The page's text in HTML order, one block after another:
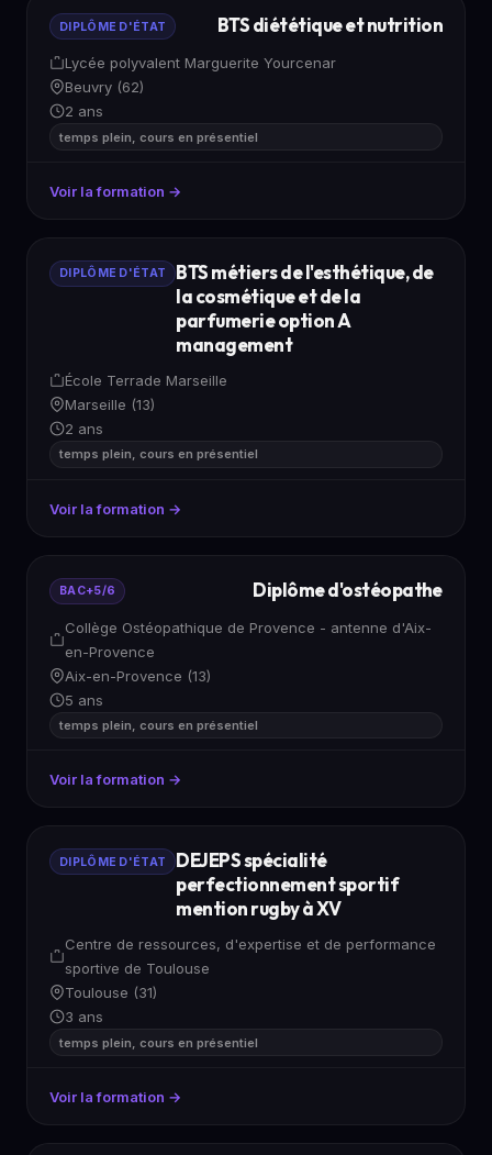
DIPLÔME D'ÉTAT BTS diététique et nutrition
Lycée polyvalent Marguerite Yourcenar
Beuvry (62)
2 ans
temps plein, cours en présentiel
Voir la formation →
DIPLÔME D'ÉTAT
BTS métiers de l'esthétique, de
la cosmétique et de la
parfumerie option A
management
École Terrade Marseille
Marseille (13)
2 ans
temps plein, cours en présentiel
Voir la formation →
BAC+5/6 Diplôme d'ostéopathe
Collège Ostéopathique de Provence - antenne d'Aix-
en-Provence
Aix-en-Provence (13)
5 ans
temps plein, cours en présentiel
Voir la formation →
DIPLÔME D'ÉTAT
DEJEPS spécialité
perfectionnement sportif
mention rugby à XV
Centre de ressources, d'expertise et de performance
sportive de Toulouse
Toulouse (31)
3 ans
temps plein, cours en présentiel
Voir la formation →